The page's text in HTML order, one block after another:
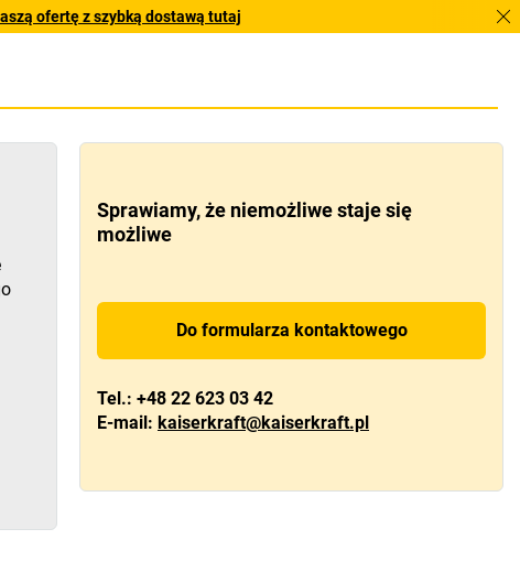
ofertę z szybką dostawą tutaj
Sprawiamy, że niemożliwe staje się
możliwe
Do formularza kontaktowego
Tel.: +48 22 623 03 42
E-mail: kaiserkraft@kaiserkraft.pl